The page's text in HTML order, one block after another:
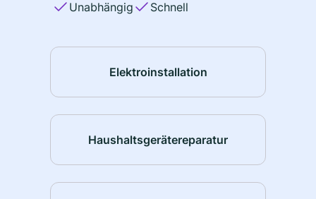
Unabhängig
Schnell
Elektroinstallation
Haushaltsgerätereparatur